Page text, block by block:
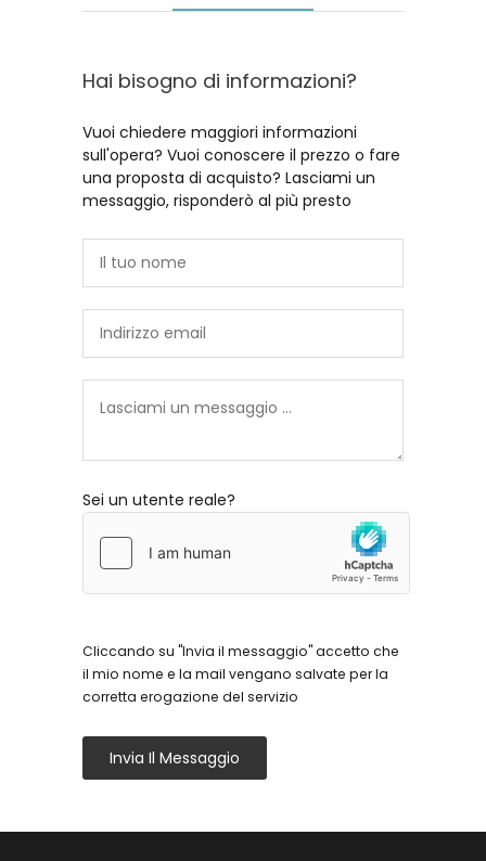
Hai bisogno di informazioni?
Vuoi chiedere maggiori informazioni
sull'opera? Vuoi conoscere il prezzo o fare
una proposta di acquisto? Lasciami un
messaggio, risponderò al più presto
Sei un utente reale?
Cliccando su "Invia il messaggio" accetto che
il mio nome e la mail vengano salvate per la
corretta erogazione del servizio
Invia Il Messaggio